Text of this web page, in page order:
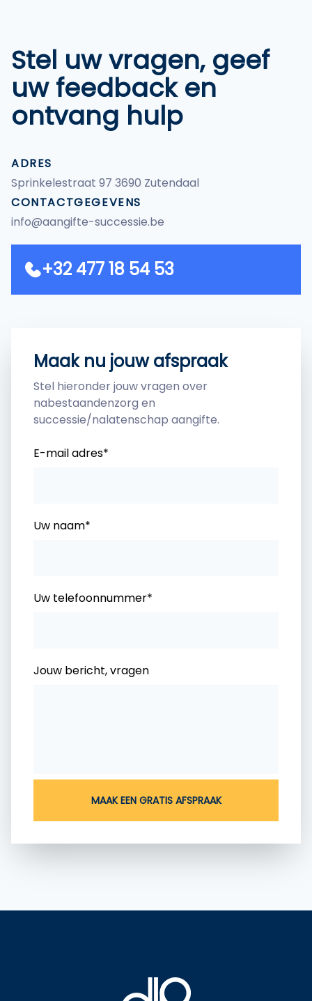
Stel uw vragen, geef
uw feedback en
ontvang hulp
ADRES
Sprinkelestraat 97 3690 Zutendaal
CONTACTGEGEVENS
info@aangifte-successie.be
+32 477 18 54 53
Maak nu jouw afspraak
Stel hieronder jouw vragen over
nabestaandenzorg en
successie/nalatenschap aangifte.
E-mail adres*
Uw naam*
Uw telefoonnummer*
Jouw bericht, vragen
MAAK EEN GRATIS AFSPRAAK